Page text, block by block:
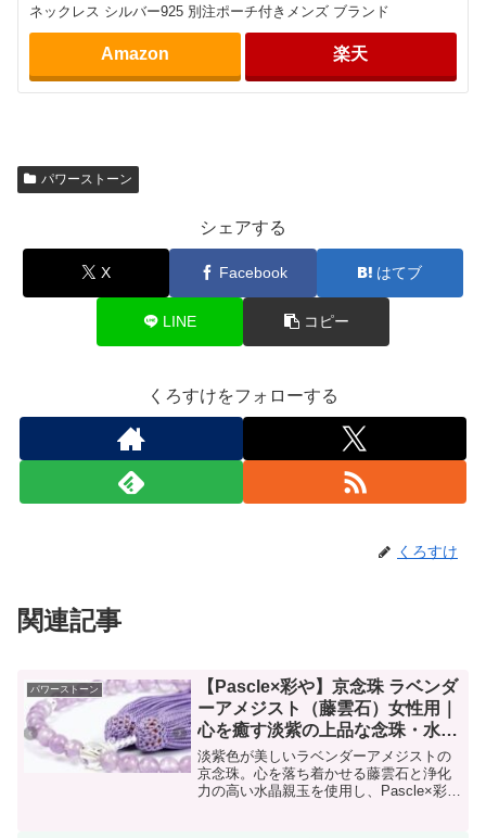
ネックレス シルバー925 別注ポーチ付きメンズ ブランド
Amazon 楽天
パワーストーン
シェアする
X Facebook はてブ
LINE コピー
くろすけをフォローする
くろすけ
関連記事
パワーストーン
【Pascle×彩や】京念珠 ラベンダ
ーアメジスト（藤雲石）女性用｜
心を癒す淡紫の上品な念珠・水晶
親玉付き
淡紫色が美しいラベンダーアメジストの
京念珠。心を落ち着かせる藤雲石と浄化
力の高い水晶親玉を使用し、Pascle×彩や